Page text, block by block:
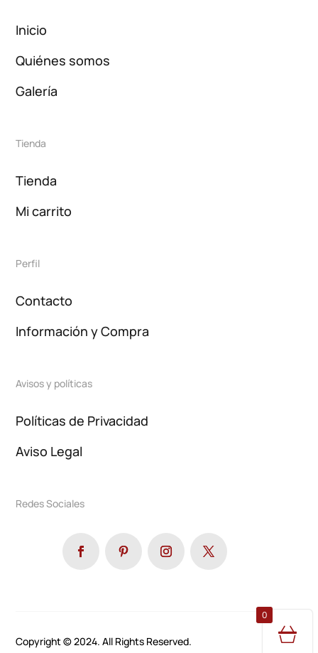
Inicio
Quiénes somos
Galería
Tienda
Tienda
Mi carrito
Perfil
Contacto
Información y Compra
Avisos y políticas
Políticas de Privacidad
Aviso Legal
Redes Sociales
Copyright © 2024. All Rights Reserved.
0